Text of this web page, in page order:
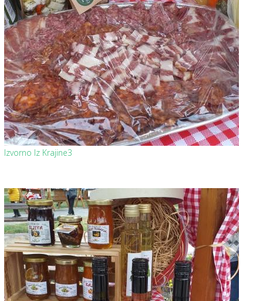
Izvorno Iz Krajine3